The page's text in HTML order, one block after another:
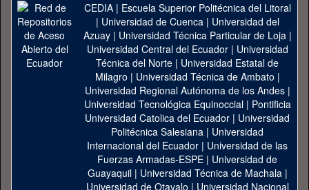
CEDIA| Escuela Superior Politécnica del Litoral
| Universidad de Cuenca| Universidad del
Azuay| Universidad Técnica Particular de Loja|
Universidad Central del Ecuador| Universidad
Técnica del Norte | Universidad Estatal de
Milagro | Universidad Técnica de Ambato |
Universidad Regional Autónoma de los Andes|
Universidad Tecnológica Equinoccial| Pontificia
Universidad Catolica del Ecuador | Universidad
Politécnica Salesiana | Universidad
Internacional del Ecuador | Universidad de las
Fuerzas Armadas-ESPE | Universidad de
Guayaquil| Universidad Técnica de Machala|
Universidad de Otavalo | Universidad Nacional